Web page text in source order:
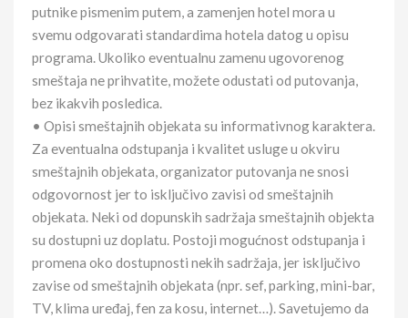
putnike pismenim putem, a zamenjen hotel mora u
svemu odgovarati standardima hotela datog u opisu
programa. Ukoliko eventualnu zamenu ugovorenog
smeštaja ne prihvatite, možete odustati od putovanja,
bez ikakvih posledica.
• Opisi smeštajnih objekata su informativnog karaktera.
Za eventualna odstupanja i kvalitet usluge u okviru
smeštajnih objekata, organizator putovanja ne snosi
odgovornost jer to isključivo zavisi od smeštajnih
objekata. Neki od dopunskih sadržaja smeštajnih objekta
su dostupni uz doplatu. Postoji mogućnost odstupanja i
promena oko dostupnosti nekih sadržaja, jer isključivo
zavise od smeštajnih objekata (npr. sef, parking, mini-bar,
TV, klima uređaj, fen za kosu, internet…). Savetujemo da